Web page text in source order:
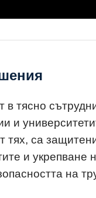
в тясно
и
тях, са
и укрепване
на